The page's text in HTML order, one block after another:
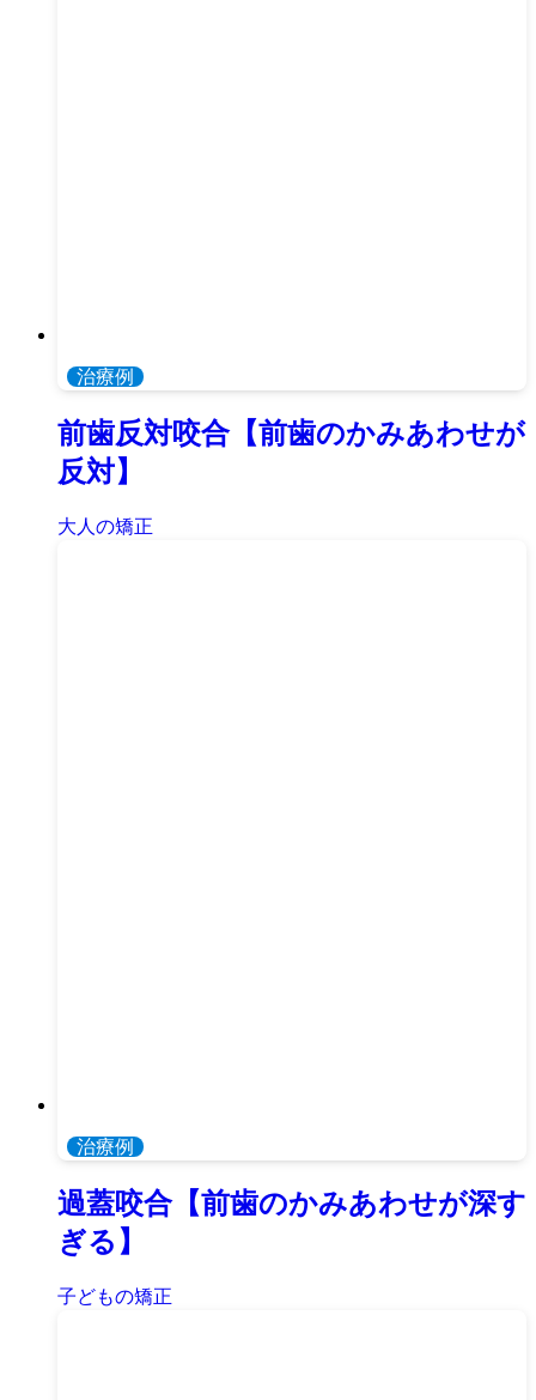
治療例
前歯反対咬合【前歯のかみあわせが
反対】
大人の矯正
治療例
過蓋咬合【前歯のかみあわせが深す
ぎる】
子どもの矯正